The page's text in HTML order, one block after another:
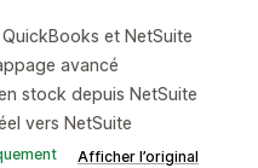
et NetSuite
avancé
stock depuis NetSuite
vers NetSuite
Afficher l’original